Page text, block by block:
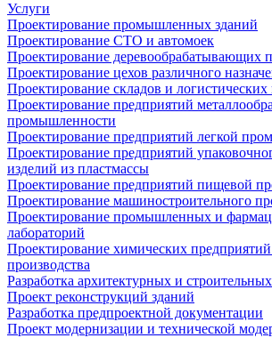
Услуги
Проектирование промышленных зданий
Проектирование СТО и автомоек
Проектирование деревообрабатывающих
Проектирование цехов различного
Проектирование складов и логистических
Проектирование предприятий
промышленности
Проектирование предприятий легкой
Проектирование предприятий
изделий из пластмассы
Проектирование предприятий пищевой
Проектирование машиностроительного
Проектирование промышленных и
лабораторий
Проектирование химических предприятий
производства
Разработка архитектурных и
Проект реконструкций зданий
Разработка предпроектной документации
Проект модернизации и технической